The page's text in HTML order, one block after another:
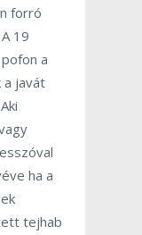
forró
19
a
a javát
ha a
tejhab